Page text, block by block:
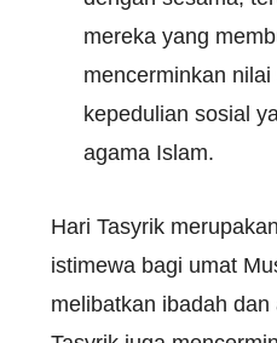
mereka yang
mencerminkan
kepedulian sosial
agama Islam.
Hari Tasyrik
istimewa bagi umat
melibatkan ibadah